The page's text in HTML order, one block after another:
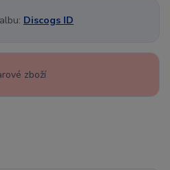
Discogs ID
zboží